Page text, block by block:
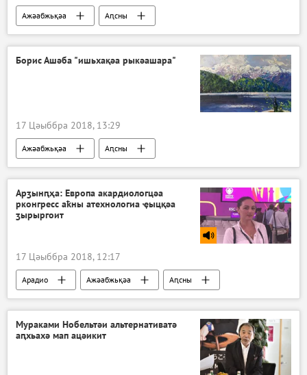
Ажәабжьқәа Аԥсны
Борис Ашәба "ишьхақәа рыкәашара"
17 Цәыббра 2018, 13:29
Ажәабжьқәа Аԥсны
Арӡынԥҳа: Европа акардиологцәа
рконгресс аҟны атехнологиа ҿыцқәа
ӡырыргоит
17 Цәыббра 2018, 12:17
Арадио Ажәабжьқәа Аԥсны
Мураками Нобельтәи альтернативатә
аԥхьахә мап ацәикит